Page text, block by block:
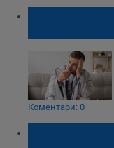
Коментари: 0